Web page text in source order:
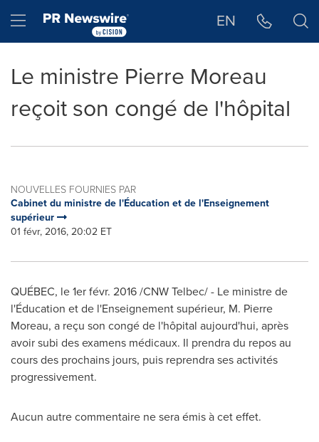
Hamburger menu EN
Le ministre Pierre Moreau
reçoit son congé de l'hôpital
NOUVELLES FOURNIES PAR
Cabinet du ministre de l'Éducation et de l'Enseignement
supérieur
01 févr, 2016, 20:02 ET
QUÉBEC, le 1er févr. 2016 /CNW Telbec/ - Le ministre de
l'Éducation et de l'Enseignement supérieur, M. Pierre
Moreau, a reçu son congé de l'hôpital aujourd'hui, après
avoir subi des examens médicaux. Il prendra du repos au
cours des prochains jours, puis reprendra ses activités
progressivement.
Aucun autre commentaire ne sera émis à cet effet.